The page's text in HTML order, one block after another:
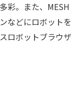
彩。また、MESH
などにロボットを
ロボットブラウザ